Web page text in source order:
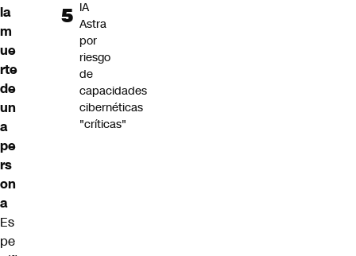
la
m
ue
rte
de
un
a
pe
rs
on
a
Es
pe
IA
Astra
por
riesgo
de
capacidades
cibernéticas
"críticas"